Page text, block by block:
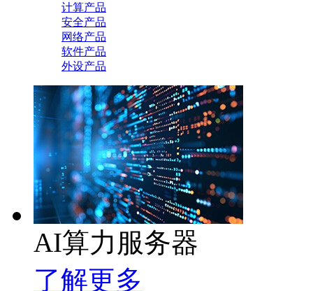
计算产品
安全产品
网络产品
软件产品
外设产品
AI算力服务器
了解更多